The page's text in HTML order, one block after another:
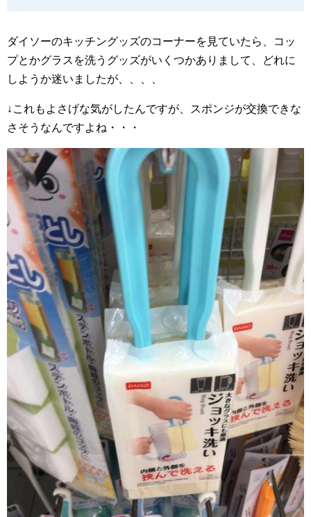
ダイソーのキッチングッズのコーナーを見ていたら、コッ
プとかグラスを洗うグッズがいくつかありまして、どれに
しようか迷いましたが、、、、
↓これもよさげな気がしたんですが、スポンジが交換できな
さそうなんですよね・・・